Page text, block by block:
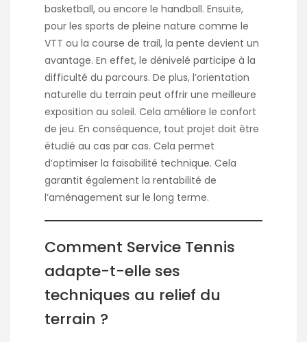
basketball, ou encore le handball. Ensuite,
pour les sports de pleine nature comme le
VTT ou la course de trail, la pente devient un
avantage. En effet, le dénivelé participe à la
difficulté du parcours. De plus, l’orientation
naturelle du terrain peut offrir une meilleure
exposition au soleil. Cela améliore le confort
de jeu. En conséquence, tout projet doit être
étudié au cas par cas. Cela permet
d’optimiser la faisabilité technique. Cela
garantit également la rentabilité de
l’aménagement sur le long terme.
Comment Service Tennis
adapte-t-elle ses
techniques au relief du
terrain ?